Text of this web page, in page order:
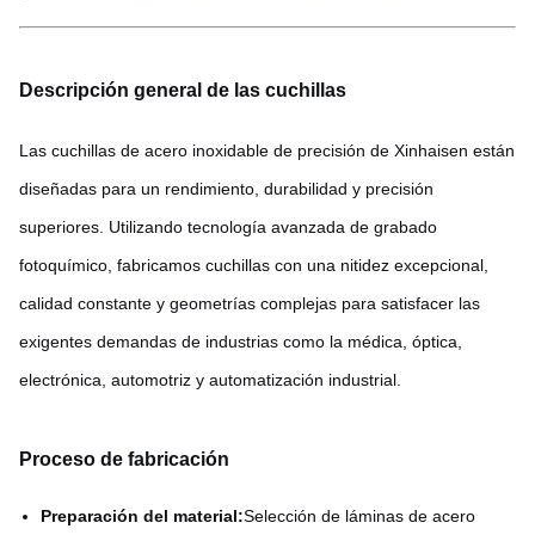
Descripción general de las cuchillas
Las cuchillas de acero inoxidable de precisión de Xinhaisen están
diseñadas para un rendimiento, durabilidad y precisión
superiores. Utilizando tecnología avanzada de grabado
fotoquímico, fabricamos cuchillas con una nitidez excepcional,
calidad constante y geometrías complejas para satisfacer las
exigentes demandas de industrias como la médica, óptica,
electrónica, automotriz y automatización industrial.
Proceso de fabricación
Preparación del material:Selección de láminas de acero